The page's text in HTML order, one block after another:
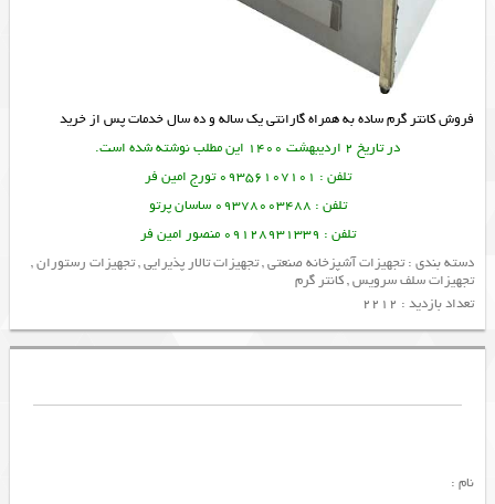
فروش کانتر گرم ساده به همراه گارانتی یک ساله و ده سال خدمات پس از خرید
در تاریخ 2 اردیبهشت 1400 این مطلب نوشته شده است.
تلفن : 09356107101 تورج امین فر
تلفن : 09378003488 ساسان پرتو
تلفن : 09128931339 منصور امین فر
دسته بندی :تجهیزات آشپزخانه صنعتی,تجهیزات تالار پذیرایی,تجهیزات رستوران,
تجهیزات سلف سرویس,کانتر گرم
تعداد بازدید : 2212
نام :